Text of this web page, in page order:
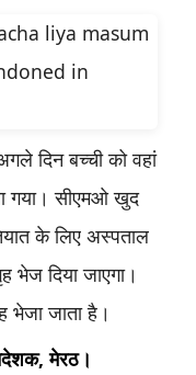
दिन बच्ची को वहां
गया। सीएमओ खुद
के लिए अस्पताल
भेज दिया जाएगा।
भेजा जाता है।
मेरठ।